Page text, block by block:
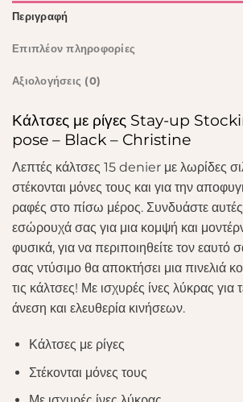
Περιγραφή
Επιπλέον πληροφορίες
Αξιολογήσεις (0)
Κάλτσες με ρίγες Stay-up
pose – Black – Christine
Λεπτές κάλτσες 15 denier με λωρίδες
στέκονται μόνες τους και για την
ραφές στο πίσω μέρος. Συνδυάστε αυτές
εσώρουχά σας για μια κομψή και
φυσικά, για να περιποιηθείτε τον εαυτό
σας ντύσιμο θα αποκτήσει μια πινελιά
τις κάλτσες! Με ισχυρές ίνες λύκρας για
άνεση και ελευθερία κινήσεων.
Κάλτσες με ρίγες
Στέκονται μόνες τους